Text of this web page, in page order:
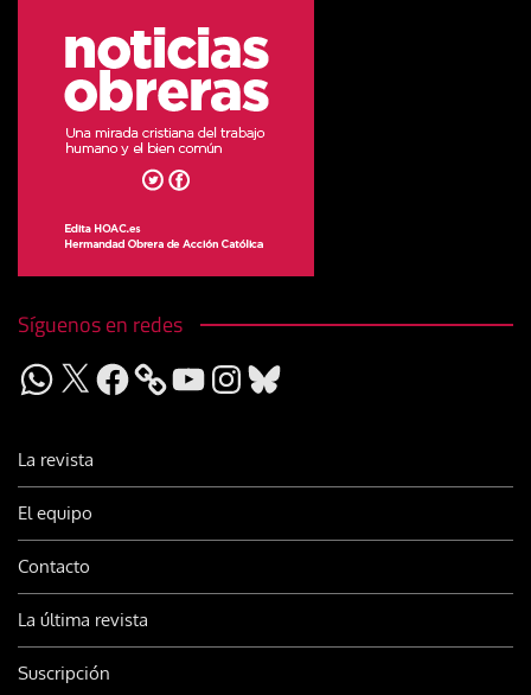
Síguenos en redes
WhatsApp
X Facebook YouTubeInstagram
Bluesky
La revista
El equipo
Contacto
La última revista
Suscripción